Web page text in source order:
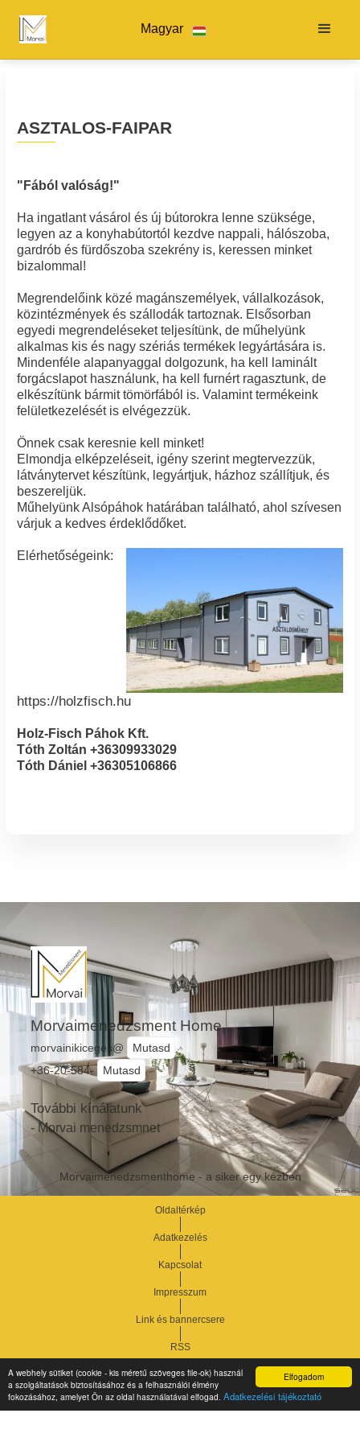
Elfogadom
A webhely sütiket (cookie - kis méretű szöveges file-ok) használ
a szolgáltatások biztosításához és a felhasználói élmény
fokozásához, amelyet Ön az oldal használatával elfogad. Adatkezelési tájékoztató
Magyar
ASZTALOS-FAIPAR
"Fából valóság!"
Ha ingatlant vásárol és új bútorokra lenne szüksége,
legyen az a konyhabútortól kezdve nappali, hálószoba,
gardrób és fürdőszoba szekrény is, keressen minket
bizalommal!
Megrendelőink közé magánszemélyek, vállalkozások,
közintézmények és szállodák tartoznak. Elsősorban
egyedi megrendeléseket teljesítünk, de műhelyünk
alkalmas kis és nagy szériás termékek legyártására is.
Mindenféle alapanyaggal dolgozunk, ha kell laminált
forgácslapot használunk, ha kell furnért ragasztunk, de
elkészítünk bármit tömörfából is. Valamint termékeink
felületkezelését is elvégezzük.
Önnek csak keresnie kell minket!
Elmondja elképzeléseit, igény szerint megtervezzük,
látványtervet készítünk, legyártjuk, házhoz szállítjuk, és
beszereljük.
Műhelyünk Alsópáhok határában található, ahol szívesen
várjuk a kedves érdeklődőket.
Elérhetőségeink:
https://holzfisch.hu
Holz-Fisch Páhok Kft.
Tóth Zoltán +36309933029
Tóth Dániel +36305106866
Morvaimenedzsment Home
morvainikiceges@
Mutasd
+36-20-584-
Mutasd
További kínálatunk
- Morvai menedzsmnet
Morvaimenedzsmenthome - a siker egy kézben
Oldaltérkép
Adatkezelés
Kapcsolat
Impresszum
Link és bannercsere
RSS
Copyright © 2021.Vár-Köz Kft. - Ingatlan nyilvántartó, ügyviteli és
adminisztrációs szoftver